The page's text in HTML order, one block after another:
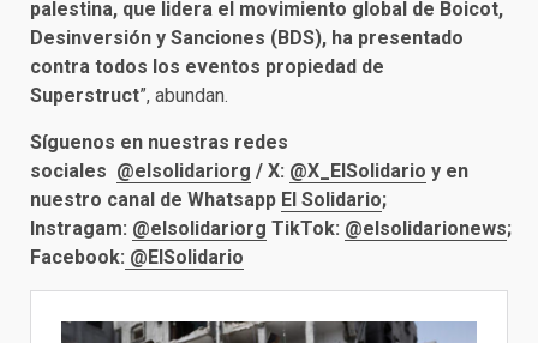
palestina, que lidera el movimiento global de Boicot,
Desinversión y Sanciones (BDS), ha presentado
contra todos los eventos propiedad de
Superstruct”, abundan.
Síguenos en nuestras redes
sociales @elsolidariorg / X: @X_ElSolidario y en
nuestro canal de Whatsapp El Solidario;
Instragam: @elsolidariorg TikTok: @elsolidarionews;
Facebook: @ElSolidario